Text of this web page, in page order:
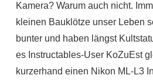
Kamera? Warum auch nicht.
kleinen Bauklötze unser Leben
bunter und haben längst
es Instructables-User KoZuEst
kurzerhand einen Nikon ML-L3